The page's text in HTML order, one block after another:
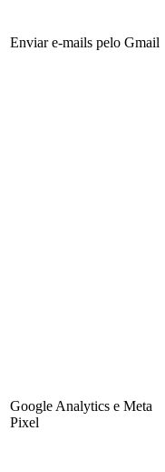
Enviar e-mails pelo Gmail
Google Analytics e Meta
Pixel